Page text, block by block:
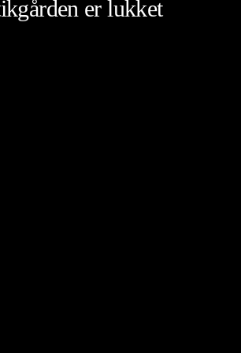
er lukket